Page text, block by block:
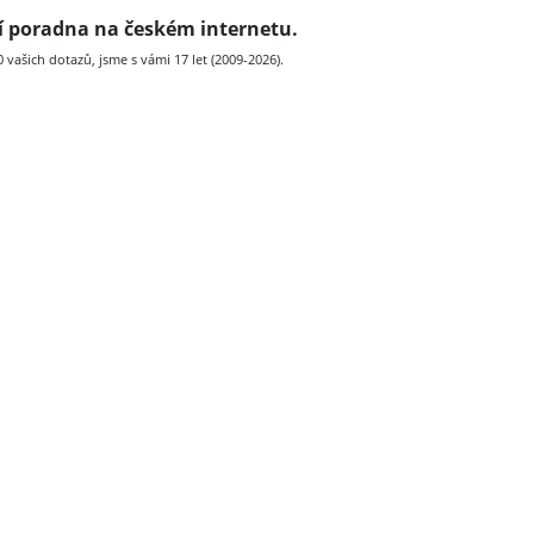
poradna na českém internetu.
dotazů, jsme s vámi 17 let (2009-2026).